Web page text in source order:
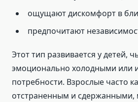
ощущают дискомфорт в
предпочитают
Этот тип развивается у детей,
эмоционально холодными или
потребности. Взрослые часто
отстраненным и сдержанными,